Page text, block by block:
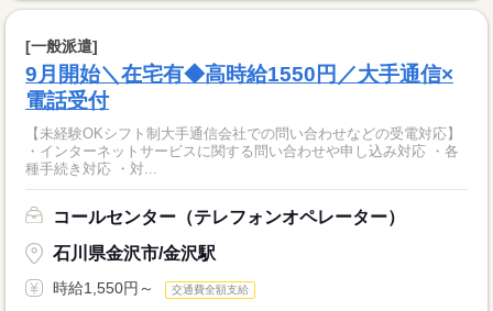
[一般派遣]
9月開始＼在宅有◆高時給1550円／大手通信×
電話受付
【未経験OKシフト制大手通信会社での問い合わせなどの受電対応】
・インターネットサービスに関する問い合わせや申し込み対応 ・各
種手続き対応 ・対...
コールセンター（テレフォンオペレーター）
石川県金沢市/金沢駅
時給1,550円～ 交通費全額支給